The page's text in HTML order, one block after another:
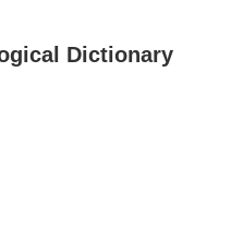
Dictionary